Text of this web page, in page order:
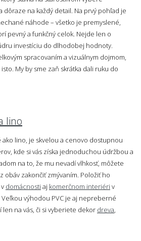
na každý detail. Na prvý pohľad je
náhode – všetko je premyslené,
pevný a funkčný celok. Nejde len o
investíciu do dlhodobej hodnoty.
spracovaním a vizuálnym dojmom,
My by sme zaň skrátka dali ruku do
lino
ako lino, je skvelou a cenovo dostupnou
kde si vás získa jednoduchou údržbou a
na to, že mu nevadí vlhkosť, môžete
obáv zakončiť zmývaním. Položiť ho
domácnosti aj komerčnom interiéri v
výhodou PVC je aj nepreberné
na vás, či si vyberiete dekor dreva